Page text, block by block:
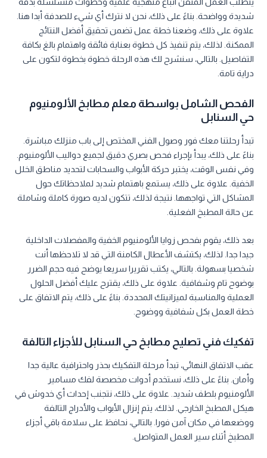
شديدة وواضحة. بناءً على ذلك، نحن لا نترك أي شيء للصدفة أبدا هنا.
علاوة على ذلك، وضعنا خطة عمل تضمن تحقيق أفضل النتائج
الممكنة. لذلك، يتم تنفيذ كل خطوة بعناية فائقة واهتمام بالغ بكافة
التفاصيل. بالتالي، سنشرح لك هذه الرحلة خطوة بخطوة لتكون على
دراية تامة.
الفحص الشامل بواسطة معلم مطابخ الألومنيوم
حي السنابل
تبدأ رحلتنا معك فور وصول الفني المختص إلى باب منزلك مباشرة.
بناءً على ذلك، يبدأ بإجراء فحص بصري دقيق لجميع دواليب الألومنيوم.
وفي نفس الوقت، يختبر حركة الأبواب والسحابات لتحديد مناطق الخلل
الخفية. علاوة على ذلك، يستمع باهتمام شديد لملاحظاتك حول
المشاكل التي تواجهها. نتيجة لذلك، تتكون لديه صورة كاملة وشاملة
عن حالة المطبخ الفعلية.
بعد ذلك، يقوم بفحص زوايا الألومنيوم الخفية والمفصلات الداخلية
جيدا جدا. لذلك، يكتشف الأعطال الكامنة التي قد لا تلاحظها أنت
شخصيا بسهولة. بالتالي، يكتب تقريرا سريعا يوضح فيه حجم الضرر
بوضوح تام وشفافية. علاوة على ذلك، يقترح عليك أفضل الحلول
العملية والمناسبة لميزانيتك المحددة. بناءً على ذلك، يتم الاتفاق على
خطة العمل بكل شفافية ووضوح.
تفكيك فني تصليح مطابخ حي السنابل للأجزاء التالفة
عقب الاتفاق النهائي، تبدأ مرحلة التفكيك بحذر واحترافية عالية جدا
وأمان. بناءً على ذلك، نستخدم أدوات مخصصة لفك مسامير
الألومنيوم بلطف شديد. علاوة على ذلك، نتجنب إحداث أي خدوش في
هيكل المطبخ الخارجي. لذلك، يتم إنزال الأبواب والأدراج التالفة
ووضعها في مكان آمن فورا. بالتالي، نحافظ على سلامة باقي أجزاء
المطبخ أثناء سير العمل المتواصل.